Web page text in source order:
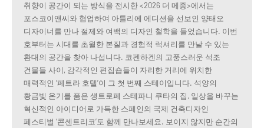
취향이 공간이 되는 방식을 전시한 <2026 더 메종>에서는
포스코이앤씨와 협업하여 아틀리에 에디션을 선보인 양태오
디자이너를 만나 절제와 여백의 디자인 철학을 들었습니다. 이번
호부터는 시대를 초월한 본질과 경험적 럭셔리를 만날 수 있는
환대의 공간을 찾아 나섭니다. 코펜하겐의 고풍스러운 석조
건물들 사이, 감각적인 편집숍들이 자리한 거리에 위치한
매력적인 ‘페트라 호텔’이 그 첫 번째 스테이입니다. 석양의
황금빛 온기를 품은 생트로페 스테파니 쿠타의 집, 일상을 바꾸는
혁신적인 아이디어로 가득한 스페인의 국제 건축디자인
페스티벌 ‘콘센트리코’도 함께 만나보세요. 보이지 않지만 순간의